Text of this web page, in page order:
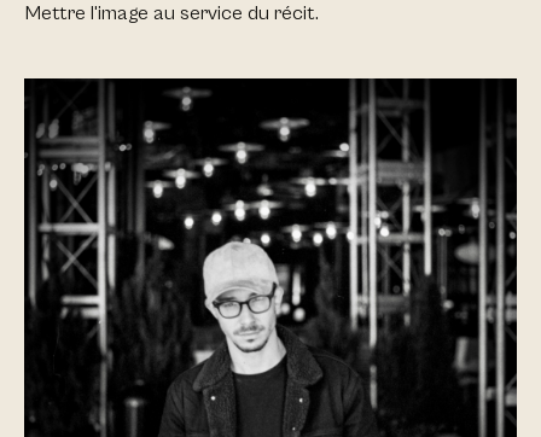
Mettre l'image au service du récit.